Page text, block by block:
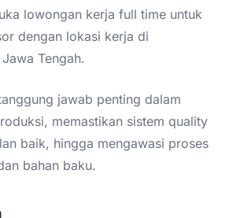
lowongan kerja full time untuk
dengan lokasi kerja di
Tengah.
jawab penting dalam
memastikan sistem quality
baik, hingga mengawasi proses
bahan baku.